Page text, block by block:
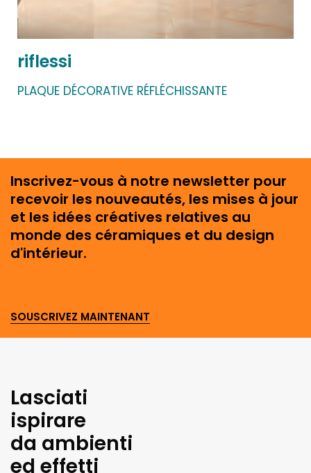
riflessi
PLAQUE DÉCORATIVE RÉFLÉCHISSANTE
Inscrivez-vous à notre newsletter pour
recevoir les nouveautés, les mises à jour
et les idées créatives relatives au
monde des céramiques et du design
d'intérieur.
SOUSCRIVEZ MAINTENANT
Lasciati
ispirare
da ambienti
ed effetti